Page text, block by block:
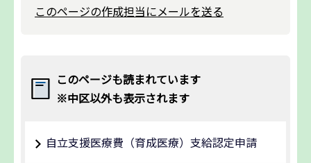
このページの作成担当にメールを送る
このページも読まれています
※中区以外も表示されます
自立支援医療費（育成医療）支給認定申請